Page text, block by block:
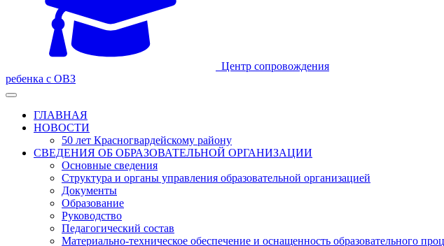
Центр сопровождения
ребенка с ОВЗ
ГЛАВНАЯ
НОВОСТИ
50 лет Красногвардейскому району
СВЕДЕНИЯ ОБ ОБРАЗОВАТЕЛЬНОЙ ОРГАНИЗАЦИИ
Основные сведения
Структура и органы управления образовательной организацией
Документы
Образование
Руководство
Педагогический состав
Материально-техническое обеспечение и оснащенность образовательного